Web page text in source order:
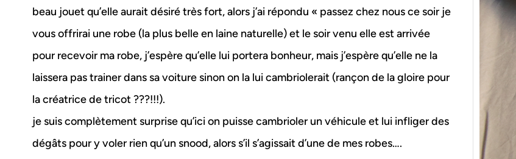
beau jouet qu’elle aurait désiré très fort, alors j’ai répondu « passez chez nous ce soir je
vous offrirai une robe (la plus belle en laine naturelle) et le soir venu elle est arrivée
pour recevoir ma robe, j’espère qu’elle lui portera bonheur, mais j’espère qu’elle ne la
laissera pas trainer dans sa voiture sinon on la lui cambriolerait (rançon de la gloire pour
la créatrice de tricot ???!!!).
je suis complètement surprise qu’ici on puisse cambrioler un véhicule et lui infliger des
dégâts pour y voler rien qu’un snood, alors s’il s’agissait d’une de mes robes….